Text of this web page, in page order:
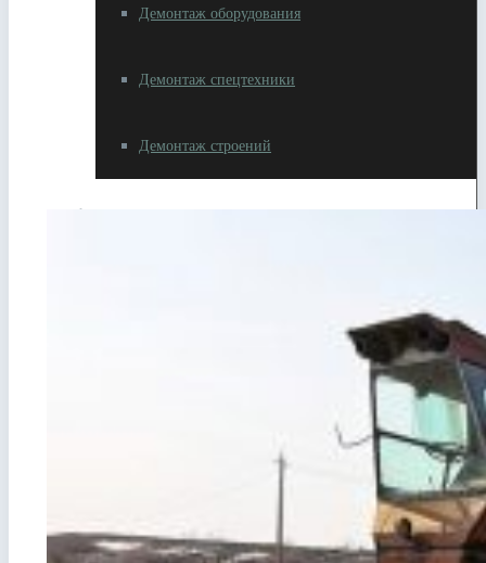
Демонтаж оборудования
Демонтаж спецтехники
Демонтаж строений
Прием лома в Видном